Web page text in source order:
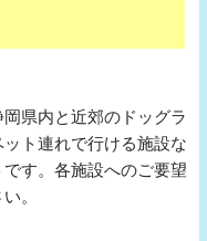
県内と近郊のドッグラ
ト連れで行ける施設な
す。各施設へのご要望
。